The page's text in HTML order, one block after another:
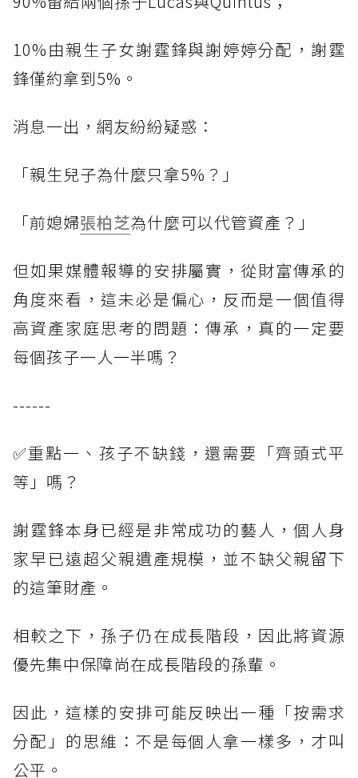
10%由親生子女謝霆鋒與謝婷婷分配，謝霆
鋒僅約拿到5%。
消息一出，網友紛紛疑惑：
「親生兒子為什麼只拿5%？」
「前媳婦張柏芝為什麼可以代管資產？」
但如果媒體報導的安排屬實，從財富傳承的
角度來看，這未必是偏心，反而是一個值得
高資產家庭思考的問題：傳承，真的一定要
每個孩子一人一半嗎？
------
✅重點一、孩子不缺錢，還需要「齊頭式平
等」嗎？
謝霆鋒本身已經是非常成功的藝人，個人身
家早已遠超父親遺產規模，並不缺父親留下
的這筆財產。
相較之下，孫子仍在成長階段，因此將資源
優先集中保障尚在成長階段的孫輩。
因此，這樣的安排可能反映出一種「按需求
分配」的思維：不是每個人拿一樣多，才叫
公平。